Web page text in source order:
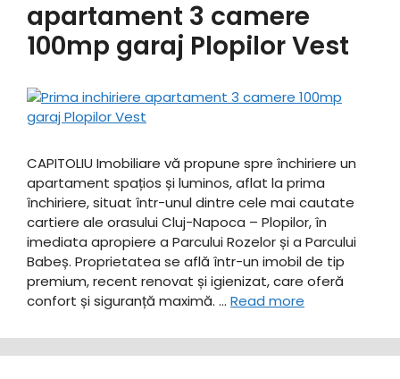
apartament 3 camere
100mp garaj Plopilor Vest
CAPITOLIU Imobiliare vă propune spre închiriere un
apartament spațios și luminos, aflat la prima
închiriere, situat într-unul dintre cele mai cautate
cartiere ale orasului Cluj-Napoca – Plopilor, în
imediata apropiere a Parcului Rozelor și a Parcului
Babeș. ​Proprietatea se află într-un imobil de tip
premium, recent renovat și igienizat, care oferă
confort și siguranță maximă. … Read more